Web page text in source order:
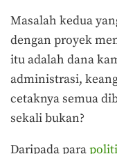
Masalah kedua
dengan proyek
itu adalah dana
administrasi,
cetaknya semua
sekali bukan?
Daripada para